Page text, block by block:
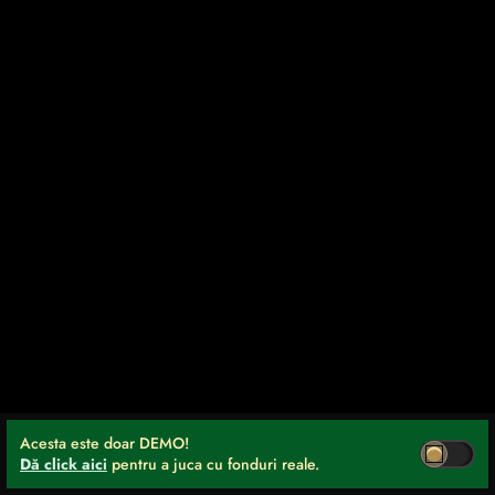
Acesta este doar DEMO!
Dă click aici pentru a juca cu fonduri reale.